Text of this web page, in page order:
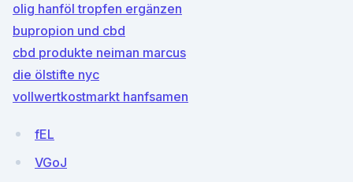
olig hanföl tropfen ergänzen
bupropion und cbd
cbd produkte neiman marcus
die ölstifte nyc
vollwertkostmarkt hanfsamen
fEL
VGoJ